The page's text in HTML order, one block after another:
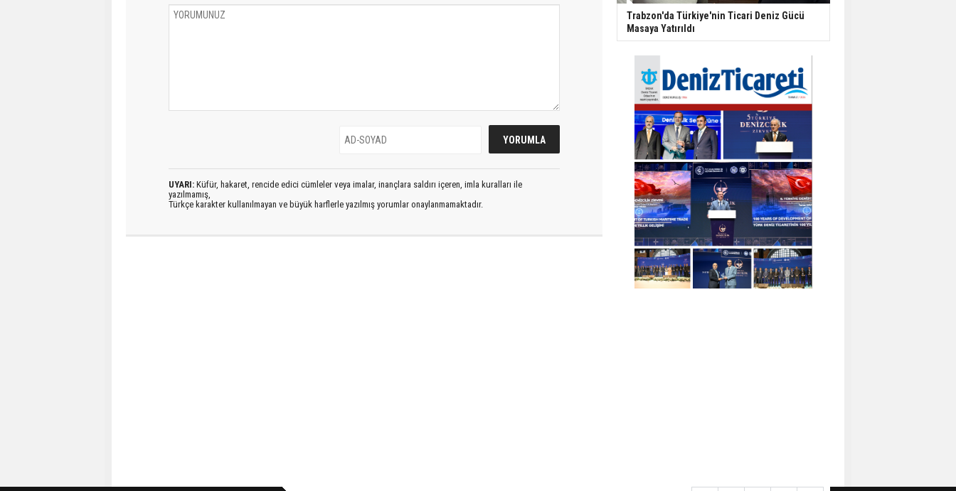
UYARI: Küfür, hakaret, rencide edici cümleler veya imalar, inançlara saldırı içeren, imla kuralları ile
yazılmamış,
Türkçe karakter kullanılmayan ve büyük harflerle yazılmış yorumlar onaylanmamaktadır.
Trabzon'da Türkiye'nin Ticari Deniz Gücü
Masaya Yatırıldı